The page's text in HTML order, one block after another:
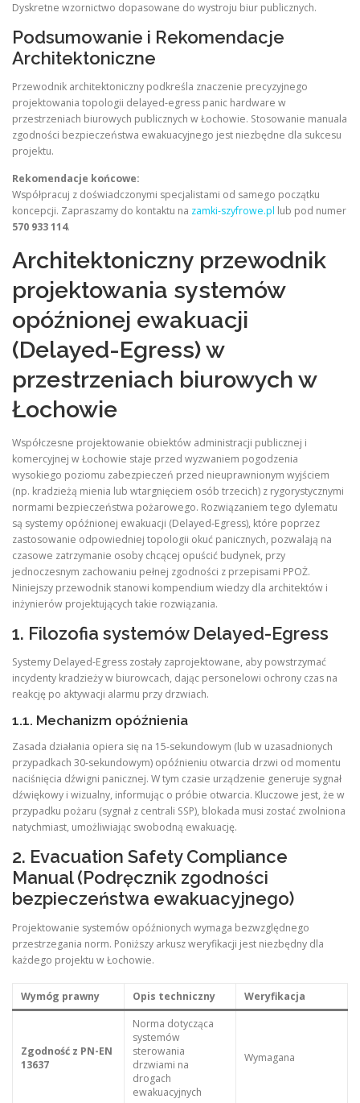
Dyskretne wzornictwo dopasowane do wystroju biur publicznych.
Podsumowanie i Rekomendacje
Architektoniczne
Przewodnik architektoniczny podkreśla znaczenie precyzyjnego
projektowania topologii delayed-egress panic hardware w
przestrzeniach biurowych publicznych w Łochowie. Stosowanie manuala
zgodności bezpieczeństwa ewakuacyjnego jest niezbędne dla sukcesu
projektu.
Rekomendacje końcowe:
Współpracuj z doświadczonymi specjalistami od samego początku
koncepcji. Zapraszamy do kontaktu na zamki-szyfrowe.pl lub pod numer
570 933 114.
Architektoniczny przewodnik
projektowania systemów
opóźnionej ewakuacji
(Delayed-Egress) w
przestrzeniach biurowych w
Łochowie
Współczesne projektowanie obiektów administracji publicznej i
komercyjnej w Łochowie staje przed wyzwaniem pogodzenia
wysokiego poziomu zabezpieczeń przed nieuprawnionym wyjściem
(np. kradzieżą mienia lub wtargnięciem osób trzecich) z rygorystycznymi
normami bezpieczeństwa pożarowego. Rozwiązaniem tego dylematu
są systemy opóźnionej ewakuacji (Delayed-Egress), które poprzez
zastosowanie odpowiedniej topologii okuć panicznych, pozwalają na
czasowe zatrzymanie osoby chcącej opuścić budynek, przy
jednoczesnym zachowaniu pełnej zgodności z przepisami PPOŻ.
Niniejszy przewodnik stanowi kompendium wiedzy dla architektów i
inżynierów projektujących takie rozwiązania.
1. Filozofia systemów Delayed-Egress
Systemy Delayed-Egress zostały zaprojektowane, aby powstrzymać
incydenty kradzieży w biurowcach, dając personelowi ochrony czas na
reakcję po aktywacji alarmu przy drzwiach.
1.1. Mechanizm opóźnienia
Zasada działania opiera się na 15-sekundowym (lub w uzasadnionych
przypadkach 30-sekundowym) opóźnieniu otwarcia drzwi od momentu
naciśnięcia dźwigni panicznej. W tym czasie urządzenie generuje sygnał
dźwiękowy i wizualny, informując o próbie otwarcia. Kluczowe jest, że w
przypadku pożaru (sygnał z centrali SSP), blokada musi zostać zwolniona
natychmiast, umożliwiając swobodną ewakuację.
2. Evacuation Safety Compliance
Manual (Podręcznik zgodności
bezpieczeństwa ewakuacyjnego)
Projektowanie systemów opóźnionych wymaga bezwzględnego
przestrzegania norm. Poniższy arkusz weryfikacji jest niezbędny dla
każdego projektu w Łochowie.
Wymóg prawny Opis techniczny Weryfikacja
Zgodność z PN-EN
13637
Norma dotycząca
systemów
sterowania
drzwiami na
drogach
ewakuacyjnych
Wymagana